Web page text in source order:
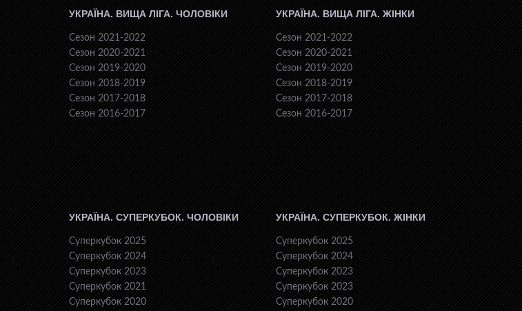
УКРАЇНА. ВИЩА ЛІГА. ЧОЛОВІКИ
Сезон 2021-2022
Сезон 2020-2021
Сезон 2019-2020
Сезон 2018-2019
Сезон 2017-2018
Сезон 2016-2017
УКРАЇНА. ВИЩА ЛІГА. ЖІНКИ
Сезон 2021-2022
Сезон 2020-2021
Сезон 2019-2020
Сезон 2018-2019
Сезон 2017-2018
Сезон 2016-2017
УКРАЇНА. СУПЕРКУБОК. ЧОЛОВІКИ
Суперкубок 2025
Суперкубок 2024
Суперкубок 2023
Суперкубок 2021
Суперкубок 2020
УКРАЇНА. СУПЕРКУБОК. ЖІНКИ
Суперкубок 2025
Суперкубок 2024
Суперкубок 2023
Суперкубок 2023
Суперкубок 2020